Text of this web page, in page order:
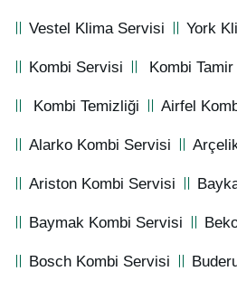
Vestel Klima Servisi York
Kombi Servisi Kombi Tamir
Kombi Temizliği Airfel
Alarko Kombi Servisi
Ariston Kombi Servisi
Baymak Kombi Servisi
Bosch Kombi Servisi